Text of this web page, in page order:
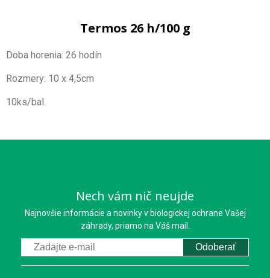
Termos 26 h/100 g
Doba horenia: 26 hodín
Rozmery: 10 x 4,5cm
10ks/bal.
Nech vám nič neujde
Najnovšie informácie a novinky v biologickej ochrane Vašej
záhrady, priamo na Váš mail.
Odoberať